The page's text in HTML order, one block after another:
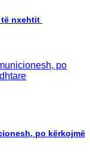
të nxehtit
po kërkojmë